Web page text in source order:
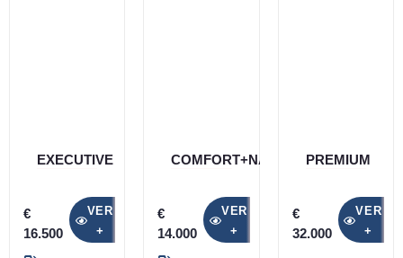
EXECUTIVE
€
16.500
VER
+
COMFORT+NAVI
€
14.000
VER
+
PREMIUM
€
32.000
VER
+